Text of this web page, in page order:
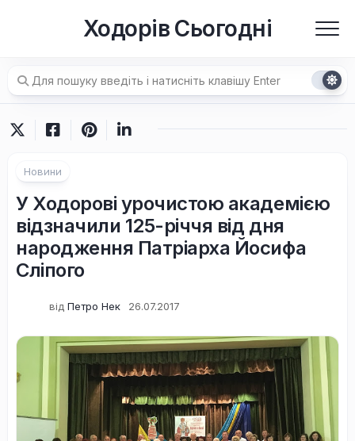
Ходорів Сьогодні
Новини
У Ходорові урочистою академією
відзначили 125-річчя від дня
народження Патріарха Йосифа
Сліпого
від Петро Нек 26.07.2017